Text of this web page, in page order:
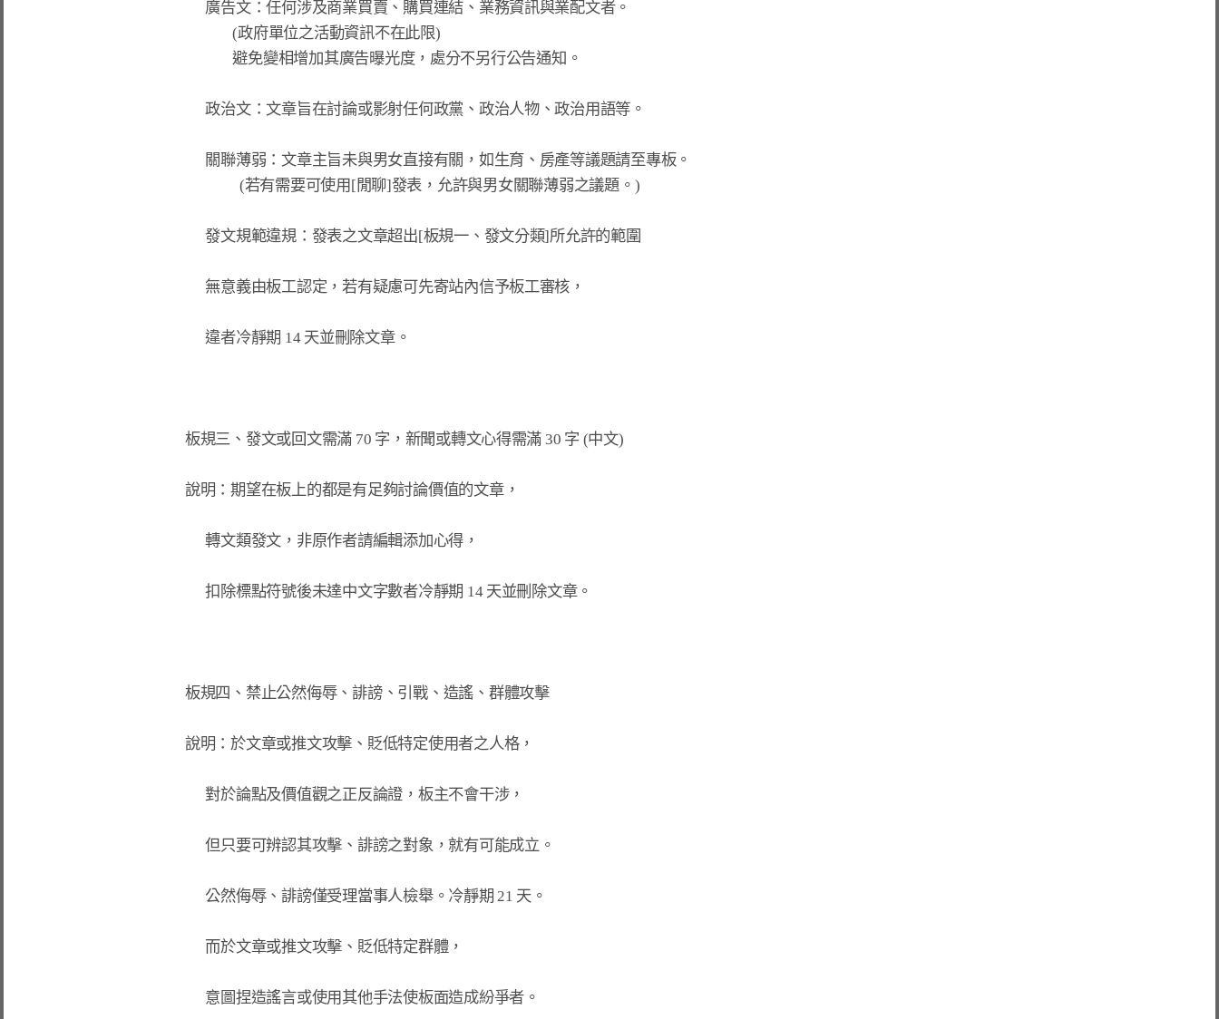
              (政府單位之活動資訊不在此限)
              避免變相增加其廣告曝光度，處分不另行公告通知。
      發文規範違規：發表之文章超出[板規一、發文分類]所允許的範圍
      違者冷靜期 14 天並刪除文章。
板規三、發文或回文需滿 70 字，新聞或轉文心得需滿 30 字 (中文)
說明：期望在板上的都是有足夠討論價值的文章，
      轉文類發文，非原作者請編輯添加心得，
      扣除標點符號後未達中文字數者冷靜期 14 天並刪除文章。
板規四、禁止公然侮辱、誹謗、引戰、造謠、群體攻擊
說明：於文章或推文攻擊、貶低特定使用者之人格，
      對於論點及價值觀之正反論證，板主不會干涉，
      但只要可辨認其攻擊、誹謗之對象，就有可能成立。